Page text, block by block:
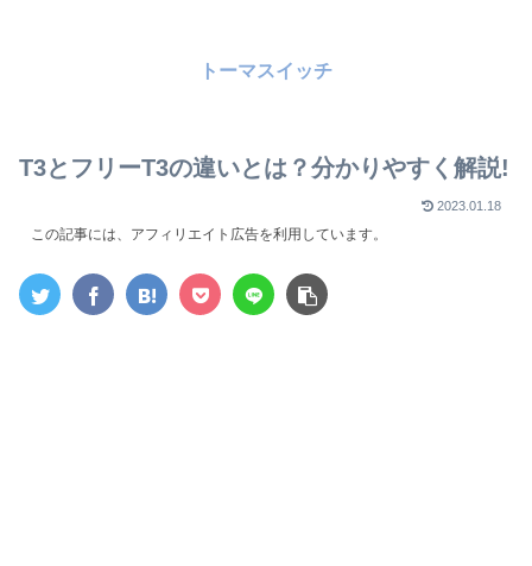
トーマスイッチ
T3とフリーT3の違いとは？分かりやすく解説!
2023.01.18
この記事には、アフィリエイト広告を利用しています。